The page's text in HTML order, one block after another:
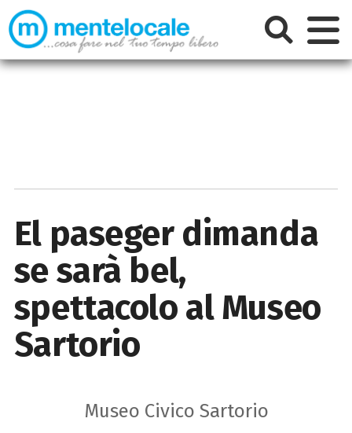
El paseger dimanda
se sarà bel,
spettacolo al Museo
Sartorio
Museo Civico Sartorio